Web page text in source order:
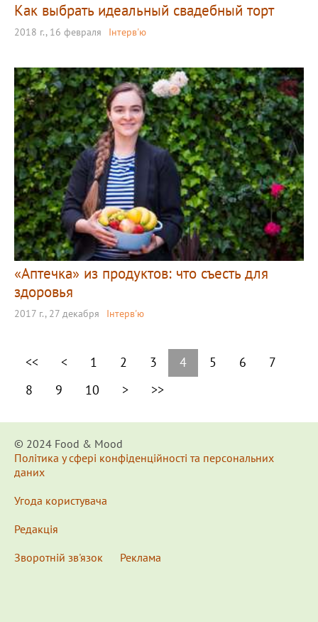
Как выбрать идеальный свадебный торт
2018 г., 16 февраля Інтерв'ю
«Аптечка» из продуктов: что съесть для
здоровья
2017 г., 27 декабря Інтерв'ю
<< < 1 2 3 4 5 6
7
8
9 10 > >>
© 2024 Food & Мood
Політика у сфері конфіденційності та персональних
даних
Угода користувача
Редакція
Зворотній зв'язок
Реклама